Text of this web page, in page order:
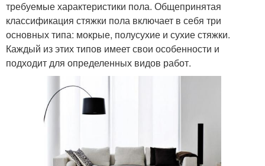
требуемые характеристики пола. Общепринятая
классификация стяжки пола включает в себя три
основных типа: мокрые, полусухие и сухие стяжки.
Каждый из этих типов имеет свои особенности и
подходит для определенных видов работ.